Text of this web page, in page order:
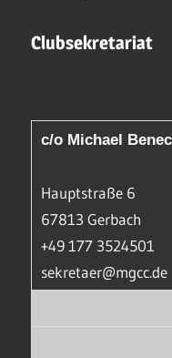
Clubsekretariat
c/o Michael
Hauptstraße 6
67813 Gerbach
+49 177 3524501
sekretaer@mgcc.de